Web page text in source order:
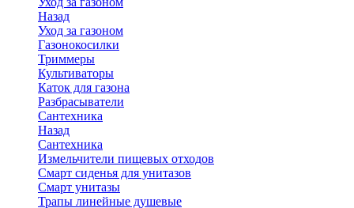
Назад
Уход за газоном
Газонокосилки
Триммеры
Культиваторы
Каток для газона
Разбрасыватели
Сантехника
Назад
Сантехника
Измельчители пищевых отходов
Смарт сиденья для унитазов
Смарт унитазы
Трапы линейные душевые